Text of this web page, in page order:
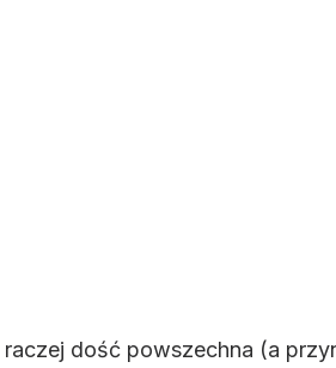
dość powszechna (a